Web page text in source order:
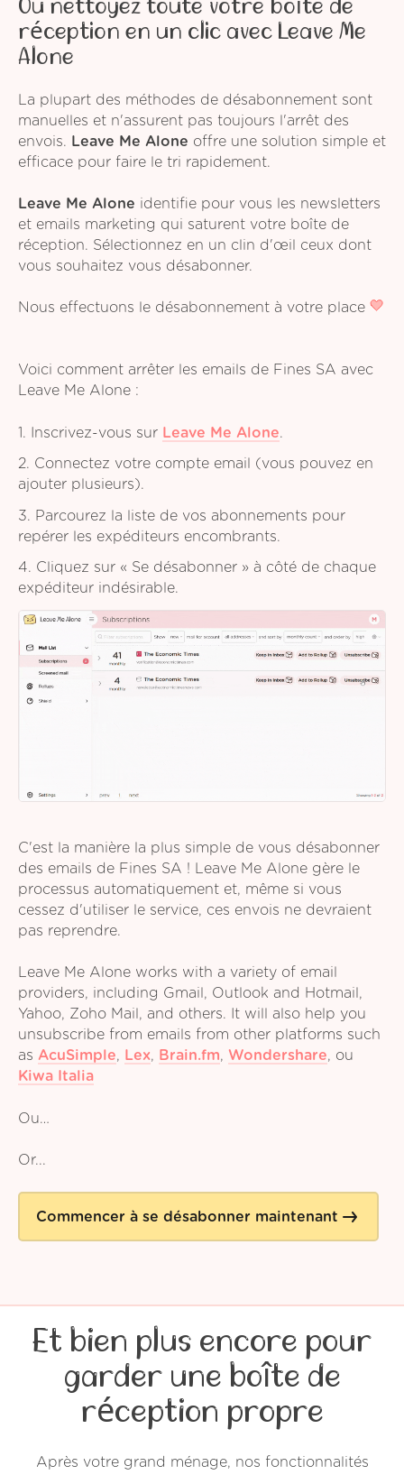
Ou nettoyez toute votre boîte de
réception en un clic avec Leave Me
Alone
La plupart des méthodes de désabonnement sont
manuelles et n'assurent pas toujours l'arrêt des
envois.
Leave Me Alone offre une solution simple et
efficace pour faire le tri rapidement.
Leave Me Alone identifie pour vous les newsletters
et emails marketing qui saturent votre boîte de
réception. Sélectionnez en un clin d'œil ceux dont
vous souhaitez vous désabonner.
Nous effectuons le désabonnement à votre place
Voici comment arrêter les emails de Fines SA avec
Leave Me Alone :
1. Inscrivez-vous sur Leave Me Alone.
2. Connectez votre compte email (vous pouvez en
ajouter plusieurs).
3. Parcourez la liste de vos abonnements pour
repérer les expéditeurs encombrants.
4. Cliquez sur « Se désabonner » à côté de chaque
expéditeur indésirable.
C'est la manière la plus simple de vous désabonner
des emails de Fines SA ! Leave Me Alone gère le
processus automatiquement et, même si vous
cessez d'utiliser le service, ces envois ne devraient
pas reprendre.
Leave Me Alone works with a variety of email
providers, including Gmail, Outlook and Hotmail,
Yahoo, Zoho Mail, and others. It will also help you
unsubscribe from emails from other platforms such
as AcuSimple, Lex, Brain.fm, Wondershare, ou
Kiwa Italia
Ou…
Or...
Commencer à se désabonner maintenant
Et bien plus encore pour
garder une boîte de
réception propre
Après votre grand ménage, nos fonctionnalités